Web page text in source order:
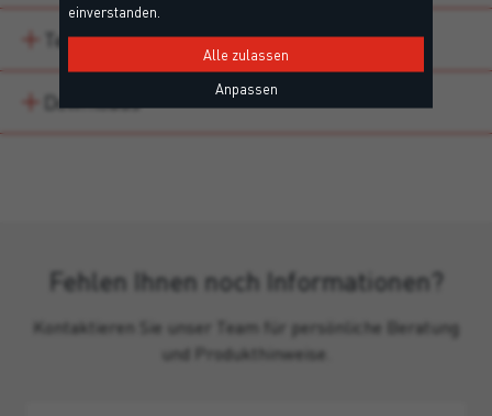
Technische Daten
Downloads
Fehlen Ihnen noch Informationen?
Kontaktieren Sie unser Team für persönliche Beratung
und Produkthinweise.
einverstanden.
Alle zulassen
Anpassen